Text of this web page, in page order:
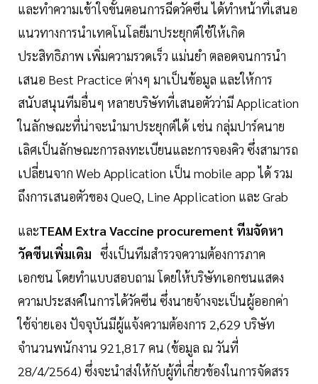
และทำความเข้าใจขั้นตอนการฉีดวัคซีน ได้ทำหน้าที่เสนอ
แนวทางการนำเทคโนโลยีมาประยุกต์ใช้ให้เกิด
ประสิทธิภาพ เพิ่มความรวดเร็ว แม่นยำ ตลอดจนการนำ
เสนอ Best Practice ต่างๆ มาเป็นข้อมูล และให้การ
สนับสนุนทีมอื่นๆ หลายบริษัทที่เสนอตัวว่ามี Application
ในลักษณะที่น่าจะนำมาประยุกต์ได้ เช่น กลุ่มปาร์คนาย
เลิศเป็นลักษณะการลงทะเบียนและการจองคิว ซึ่งสามารถ
เปลี่ยนจาก Web Application เป็น mobile app ได้ รวม
ถึงการเสนอตัวของ QueQ, Line Application และ Grab
และTEAM Extra Vaccine procurement ทีมจัดหา
วัคซีนเพิ่มเติม ซึ่งเป็นทีมสำรวจความต้องการภาค
เอกชน โดยทำแบบสอบถาม โดยให้บริษัทเอกชนแสดง
ความประสงค์ในการได้วัคซีน ซึ่งนายจ้างจะเป็นผู้ออกค่า
ใช้จ่ายเอง ปัจจุบันมีผู้แจ้งความต้องการ 2,629 บริษัท
จำนวนพนักงาน 921,817 คน (ข้อมูล ณ วันที่
28/4/2564) ซึ่งจะนำส่งให้กับผู้ที่เกี่ยวข้องในการจัดสรร